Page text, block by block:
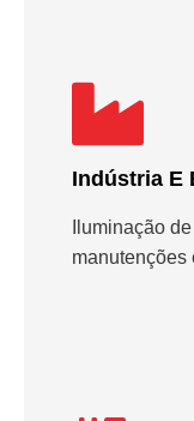
Indústria E
Iluminação
manutenções